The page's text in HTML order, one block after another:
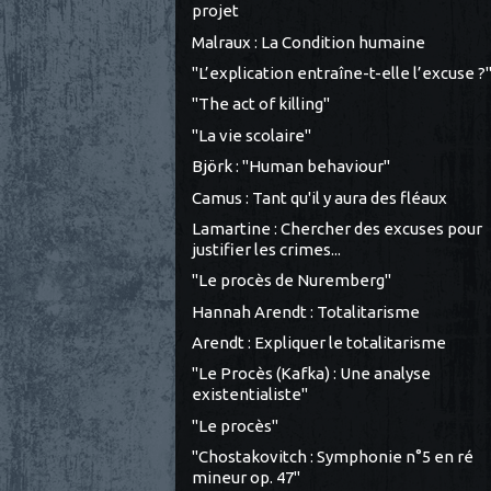
projet
Malraux : La Condition humaine
"L’explication entraîne-t-elle l’excuse ?"
"The act of killing"
"La vie scolaire"
Björk : "Human behaviour"
Camus : Tant qu'il y aura des fléaux
Lamartine : Chercher des excuses pour
justifier les crimes...
"Le procès de Nuremberg"
Hannah Arendt : Totalitarisme
Arendt : Expliquer le totalitarisme
"Le Procès (Kafka) : Une analyse
existentialiste"
"Le procès"
"Chostakovitch : Symphonie n°5 en ré
mineur op. 47"